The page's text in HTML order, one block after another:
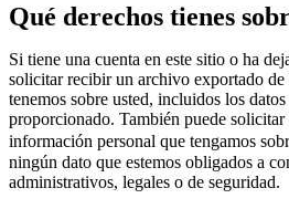
Qué derechos tienes
Si tiene una cuenta en este sitio o ha
solicitar recibir un archivo exportado de
tenemos sobre usted, incluidos los
proporcionado. También puede
información personal que tengamos
ningún dato que estemos obligados a
administrativos, legales o de seguridad.